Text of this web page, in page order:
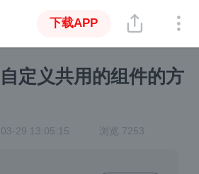
下载APP
定义共用的组件的方
29 13:05:15 浏览 7253